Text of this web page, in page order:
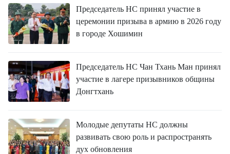
Председатель НС принял участие в
церемонии призыва в армию в 2026 году
в городе Хошимин
Председатель НС Чан Тхань Ман принял
участие в лагере призывников общины
Донгтхань
Молодые депутаты НС должны
развивать свою роль и распространять
дух обновления